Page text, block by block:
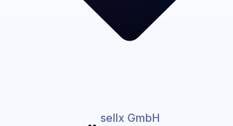
sellx GmbH